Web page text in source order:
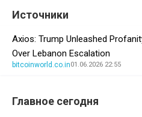
Источники
Axios: Trump Unleashed
Over Lebanon Escalation
bitcoinworld.co.in01.06.2026 22:55
Главное сегодня